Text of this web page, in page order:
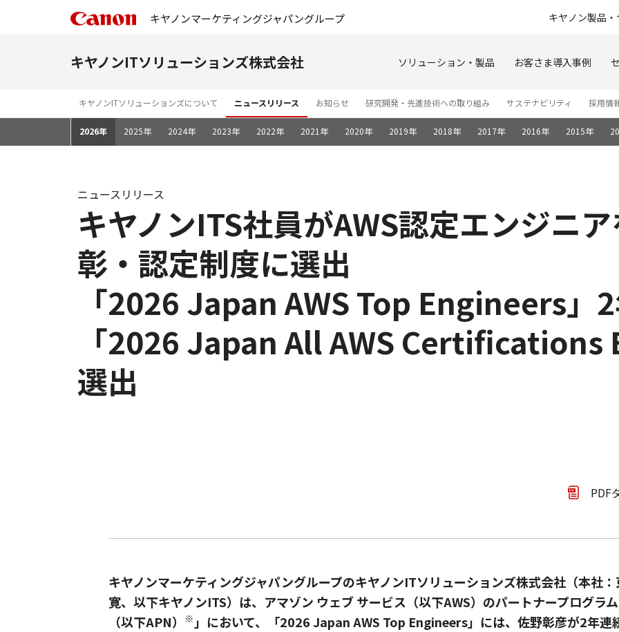
キヤノンマーケティングジャパングループ キヤノン製品
キヤノンITソリューションズ株式会社 ソリューション・製品 お客さま導入事例
キヤノンITソリューションズについて ニュースリリース お知らせ 研究開発・先進技術への取り組み サステナビリティ 採用情
2026年 2025年 2024年 2023年 2022年 2021年 2020年 2019年 2018年 2017年 2016年 2015年
キヤノンITS社員がAWS認定エンジニ
彰・認定制度に選出
「2026 Japan AWS Top Engineers」
「2026 Japan All AWS
選出
ニュースリリース
PDF
キヤノンマーケティングジャパングループのキヤノンITソリューションズ株式会社（本社
寛、以下キヤノンITS）は、アマゾン ウェブ サービス（以下AWS）のパートナープログラ
（以下APN）
※ 」において、「2026 Japan AWS Top Engineers」には、佐野彰彦が2年